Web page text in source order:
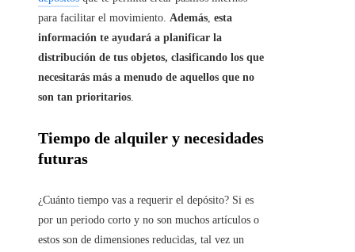
para facilitar el movimiento. Además esta
información te ayudará a planificar la
distribución de tus objetos, clasificando los que
necesitarás más a menudo de aquellos que no
son tan prioritarios
Tiempo de alquiler y necesidades
futuras
¿Cuánto tiempo vas a requerir el depósito? Si es
por un periodo corto y no son muchos artículos o
estos son de dimensiones reducidas, tal vez un